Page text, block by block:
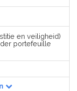
en veiligheid)
portefeuille